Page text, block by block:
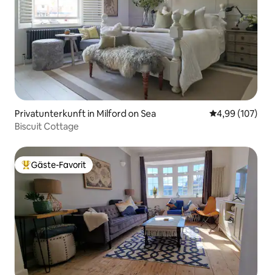
Privatunterkunft in Milford on Sea
4,99 (107)
Biscuit Cottage
Beliebter Gäste-Favorit.
Gäste-Favorit